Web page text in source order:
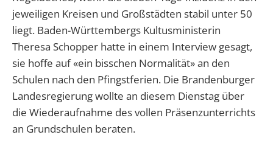
jeweiligen Kreisen und Großstädten stabil unter 50
liegt. Baden-Württembergs Kultusministerin
Theresa Schopper hatte in einem Interview gesagt,
sie hoffe auf «ein bisschen Normalität» an den
Schulen nach den Pfingstferien. Die Brandenburger
Landesregierung wollte an diesem Dienstag über
die Wiederaufnahme des vollen Präsenzunterrichts
an Grundschulen beraten.